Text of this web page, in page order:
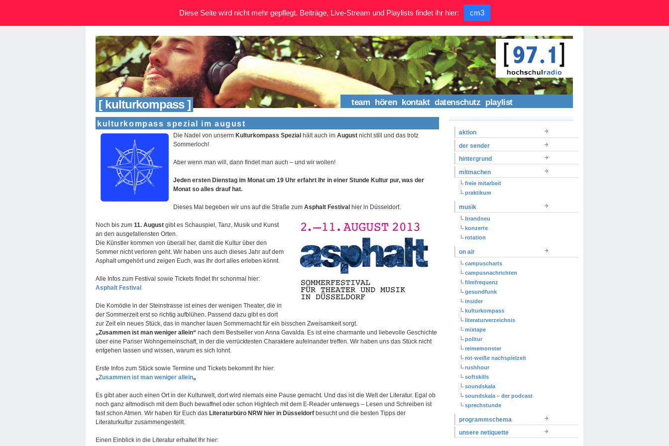
[ kulturkompass ] team hören kontakt datenschutz playlist
kulturkompass spezial im august
Die Nadel von unserm Kulturkompass Spezial hält auch im August nicht still und das trotz
Sommerloch!
Aber wenn man will, dann findet man auch – und wir wollen!
Jeden ersten Dienstag im Monat um 19 Uhr erfahrt Ihr in einer Stunde Kultur pur, was der
Monat so alles drauf hat.
Dieses Mal begeben wir uns auf die Straße zum Asphalt Festival hier in Düsseldorf.
Noch bis zum 11. August gibt es Schauspiel, Tanz, Musik und Kunst
an den ausgefallensten Orten.
Die Künstler kommen von überall her, damit die Kultur über den
Sommer nicht verloren geht. Wir haben uns auch dieses Jahr auf dem
Asphalt umgehört und zeigen Euch, was Ihr dort alles erleben könnt.
Alle Infos zum Festival sowie Tickets findet Ihr schonmal hier:
Asphalt Festival
Die Komödie in der Steinstrasse ist eines der wenigen Theater, die in
der Sommerzeit erst so richtig aufblühen. Passend dazu gibt es dort
zur Zeit ein neues Stück, das in mancher lauen Sommernacht für ein bisschen Zweisamkeit sorgt.
„Zusammen ist man weniger allein“ nach dem Bestseller von Anna Gavalda. Es ist eine charmante und liebevolle Geschichte
über eine Pariser Wohngemeinschaft, in der die verrücktesten Charaktere aufeinander treffen. Wir haben uns das Stück nicht
entgehen lassen und wissen, warum es sich lohnt.
Erste Infos zum Stück sowie Termine und Tickets bekommt Ihr hier:
„Zusammen ist man weniger allein„
Es gibt aber auch einen Ort in der Kulturwelt, dort wird niemals eine Pause gemacht. Und das ist die Welt der Literatur. Egal ob
noch ganz altmodisch mit dem Buch bewaffnet oder schon Hightech mit dem E-Reader unterwegs – Lesen und Schreiben ist
fast schon Atmen. Wir haben für Euch das Literaturbüro NRW hier in Düsseldorf besucht und die besten Tipps der
Literaturkultur zusammengestellt.
Einen Einblick in die Literatur erhaltet Ihr hier:
aktion
der sender
hintergrund
mitmachen
freie mitarbeit
praktikum
musik
brandneu
konzerte
rotation
on air
campuscharts
campusnachrichten
filmfrequenz
gesundfunk
insider
kulturkompass
literaturverzeichnis
mixtape
politur
reimemonster
rot-weiße nachspielzeit
rushhour
softskills
soundskala
soundskala – der podcast
sprechstunde
programmschema
unsere netiquette
Diese Seite wird nicht mehr gepflegt. Beiträge, Live-Stream und Playlists findet ihr hier: cm3